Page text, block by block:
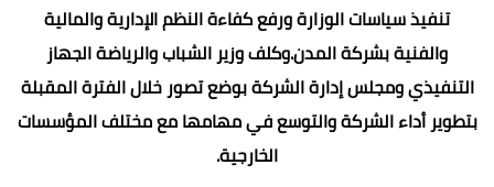
تنفيذ سياسات الوزارة ورفع كفاءة النظم الإدارية والمالية
والفنية بشركة المدن.وكلف وزير الشباب والرياضة الجهاز
التنفيذي ومجلس إدارة الشركة بوضع تصور خلال الفترة المقبلة
بتطوير أداء الشركة والتوسع في مهامها مع مختلف المؤسسات
الخارجية.